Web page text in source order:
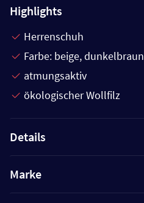
Highlights
Herrenschuh
Farbe: beige, dunkelbraun
atmungsaktiv
ökologischer Wollfilz
Details
Marke